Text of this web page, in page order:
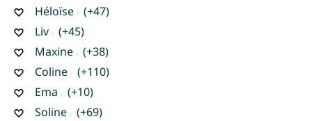
Héloïse
(+47)
Liv
(+45)
Maxine
(+38)
Coline
(+110)
Ema
(+10)
Soline
(+69)